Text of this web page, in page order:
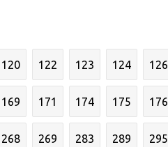
120 122 123 124 126
169 171 174 175 176
268 269 283 289 295